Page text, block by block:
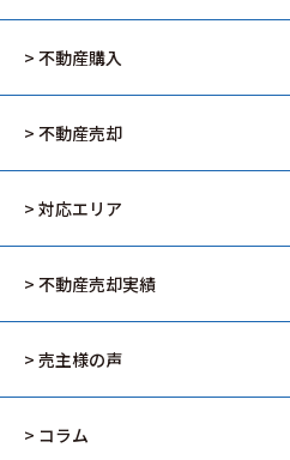
> 不動産購入
> 不動産売却
> 対応エリア
> 不動産売却実績
> 売主様の声
> コラム